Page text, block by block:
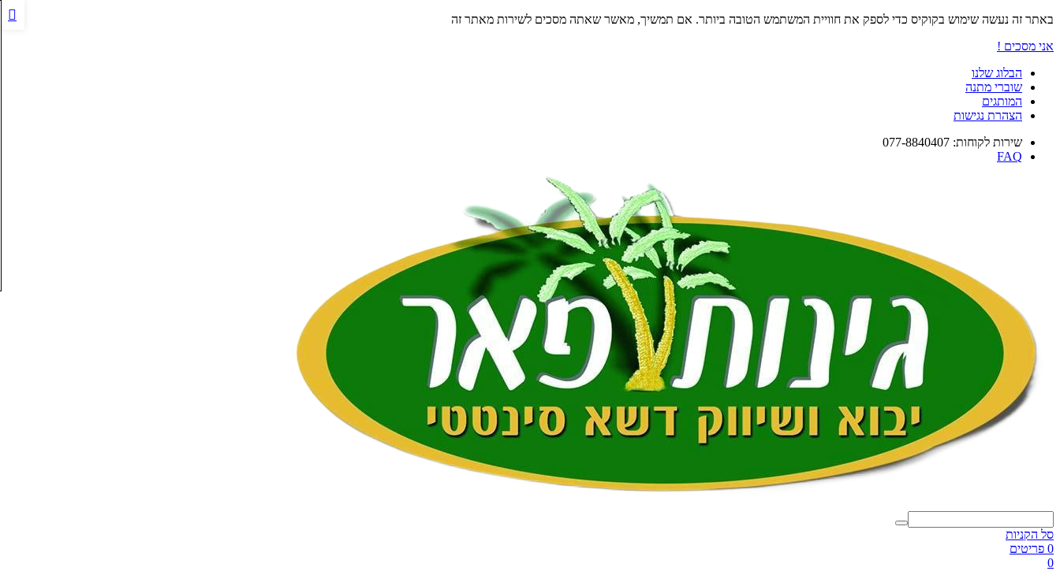
באתר זה נעשה שימוש בקוקיס כדי לספק את חוויית המשתמש הטובה ביותר. אם תמשיך, מאשר שאתה מסכים לשירות מאתר זה
אני מסכים !
הבלוג שלנו
שוברי מתנה
המותגים
הצהרת נגישות
שירות לקוחות: 077-8840407
FAQ
סל הקניות
0 פריטים
0